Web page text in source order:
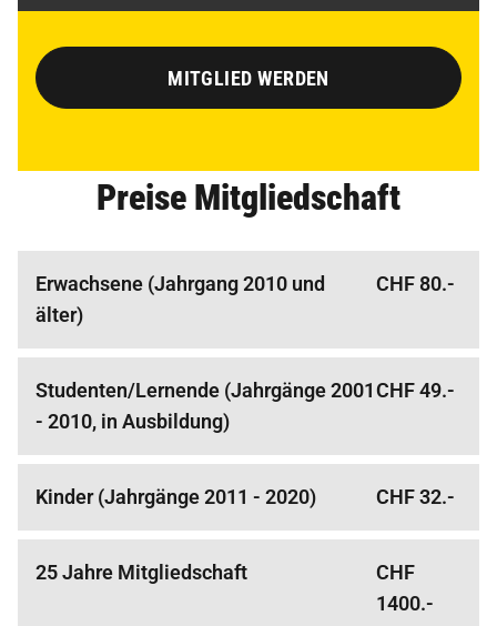
MITGLIED WERDEN
Preise Mitgliedschaft
Erwachsene (Jahrgang 2010 und
älter)
CHF 80.-
Studenten/Lernende (Jahrgänge 2001
- 2010, in Ausbildung)
CHF 49.-
Kinder (Jahrgänge 2011 - 2020) CHF 32.-
25 Jahre Mitgliedschaft
CHF
1400.-